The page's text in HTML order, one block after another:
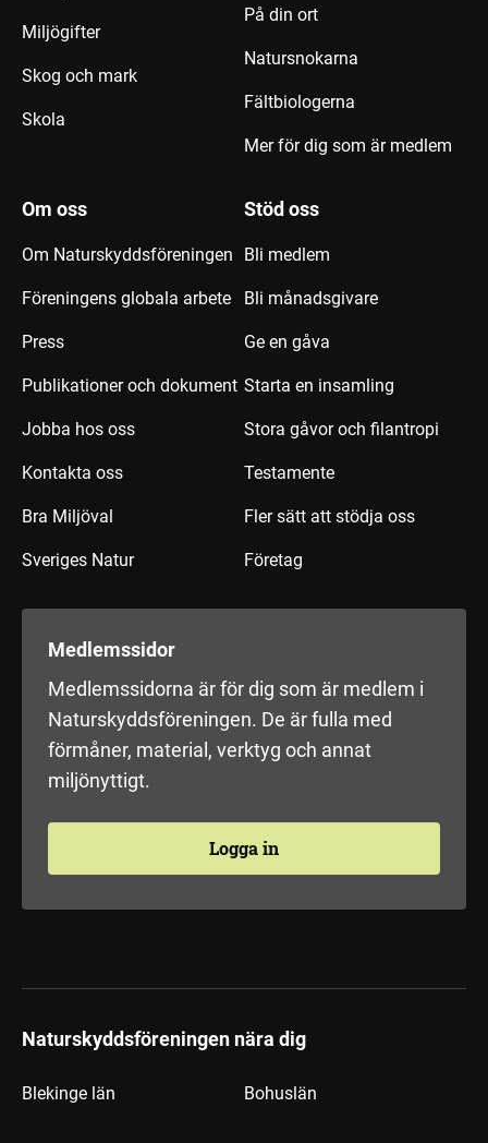
Miljögifter
Skog och mark
Skola
På din ort
Natursnokarna
Fältbiologerna
Mer för dig som är medlem
Om oss
Om Naturskyddsföreningen
Föreningens globala arbete
Press
Publikationer och dokument
Jobba hos oss
Kontakta oss
Bra Miljöval
Sveriges Natur
Stöd oss
Bli medlem
Bli månadsgivare
Ge en gåva
Starta en insamling
Stora gåvor och filantropi
Testamente
Fler sätt att stödja oss
Företag
Medlemssidor
Medlemssidorna är för dig som är medlem i
Naturskyddsföreningen. De är fulla med
förmåner, material, verktyg och annat
miljönyttigt.
Logga in
Naturskyddsföreningen nära dig
Blekinge län Bohuslän